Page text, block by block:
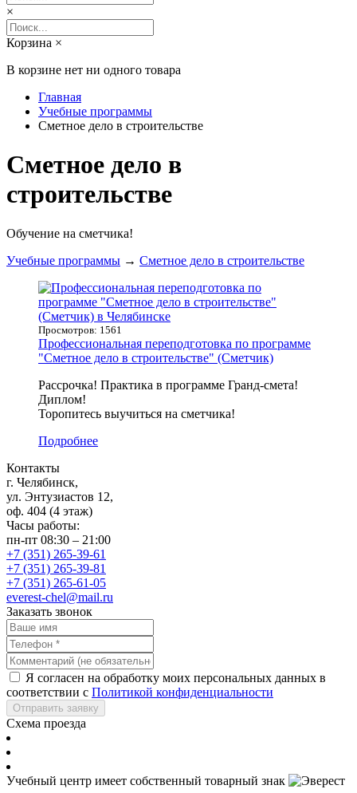
×
Корзина ×
В корзине нет ни одного товара
Главная
Учебные программы
Сметное дело в строительстве
Сметное дело в
строительстве
Обучение на сметчика!
Учебные программы → Сметное дело в строительстве
Просмотров: 1561
Профессиональная переподготовка по программе
"Сметное дело в строительстве" (Сметчик)
Рассрочка! Практика в программе Гранд-смета!
Диплом!
Торопитесь выучиться на сметчика!
Подробнее
Контакты
г. Челябинск,
ул. Энтузиастов 12,
оф. 404 (4 этаж)
Часы работы:
пн-пт 08:30 – 21:00
+7 (351) 265-39-61
+7 (351) 265-39-81
+7 (351) 265-61-05
everest-chel@mail.ru
Заказать звонок
Я согласен на обработку моих персональных данных в
соответствии с Политикой конфиденциальности
Отправить заявку
Схема проезда
Учебный центр имеет собственный товарный знак